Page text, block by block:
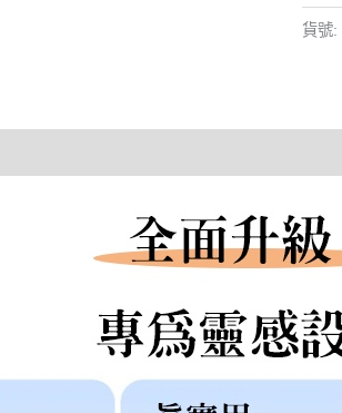
筆
蘋
卓
華
為
手
平
板
貨號: